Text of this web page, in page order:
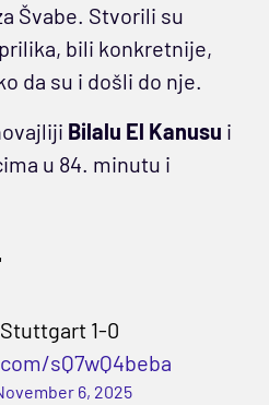
Švabe. Stvorili su
bili konkretnije,
da su i došli do nje.
Bilalu El Kanusu i
u 84. minutu i
1-0
sQ7wQ4beba
6, 2025